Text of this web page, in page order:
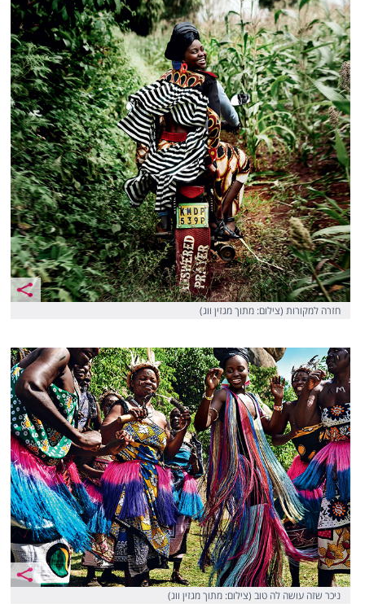
חזרה למקורות (צילום: מתוך מגזין ווג)
ניכר שזה עושה לה טוב (צילום: מתוך מגזין ווג)